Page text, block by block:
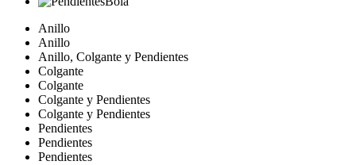
Anillo
Anillo
Anillo, Colgante y Pendientes
Colgante
Colgante
Colgante y Pendientes
Colgante y Pendientes
Pendientes
Pendientes
Pendientes